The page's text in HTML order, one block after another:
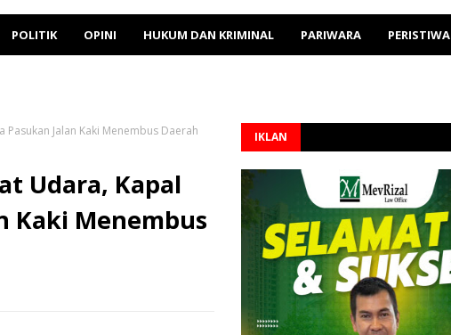
POLITIK OPINI HUKUM DAN KRIMINAL PARIWARA PERISTIWA
Jalan Kaki Menembus Daerah
Udara, Kapal
Kaki Menembus
IKLAN